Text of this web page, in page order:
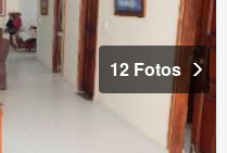
12 Fotos